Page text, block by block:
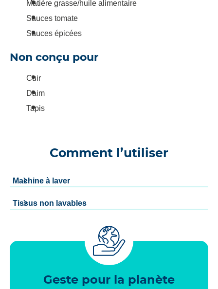
Matière grasse/huile alimentaire
Sauces tomate
Sauces épicées
Non conçu pour
Cuir
Daim
Tapis
Comment l’utiliser
Machine à laver
Tissus non lavables
Geste pour la planète